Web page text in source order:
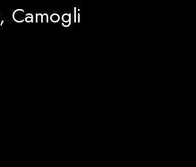
Camogli